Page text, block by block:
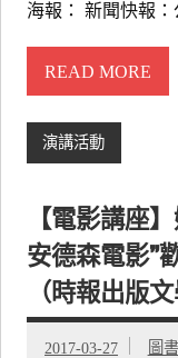
海報： 新聞快報：
READ MORE
演講活動
【電影講座
安德森電影”
（時報出版
2017-03-27 圖